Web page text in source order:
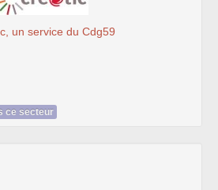
un service du Cdg59
ce secteur